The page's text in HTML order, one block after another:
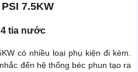
7.5KW
tia nước
có nhiều loại phụ kiện đi kèm.
đến hệ thống béc phun tạo ra